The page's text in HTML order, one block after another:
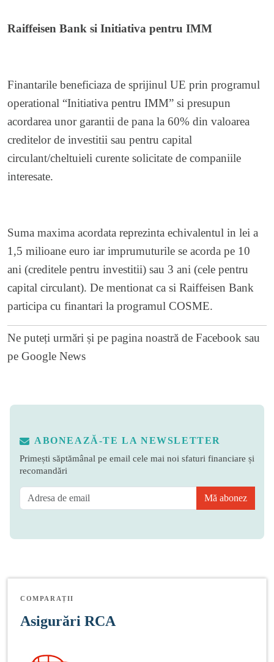
Raiffeisen Bank si Initiativa pentru IMM
Finantarile beneficiaza de sprijinul UE prin programul
operational “Initiativa pentru IMM” si presupun
acordarea unor garantii de pana la 60% din valoarea
creditelor de investitii sau pentru capital
circulant/cheltuieli curente solicitate de companiile
interesate.
Suma maxima acordata reprezinta echivalentul in lei a
1,5 milioane euro iar imprumuturile se acorda pe 10
ani (creditele pentru investitii) sau 3 ani (cele pentru
capital circulant). De mentionat ca si Raiffeisen Bank
participa cu finantari la programul COSME.
Ne puteți urmări și pe pagina noastră de Facebook sau
pe Google News
ABONEAZĂ-TE LA NEWSLETTER
Primești săptămânal pe email cele mai noi sfaturi financiare și
recomandări
Mă abonez
COMPARAȚII
Asigurări RCA